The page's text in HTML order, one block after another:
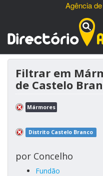
Agência
Filtrar em
de Castelo
Mármores
Distrito Castelo Branco
por Concelho
Fundão